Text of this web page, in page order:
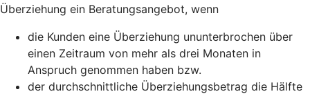
Überziehung ein Beratungsangebot, wenn
die Kunden eine Überziehung ununterbrochen über
einen Zeitraum von mehr als drei Monaten in
Anspruch genommen haben bzw.
der durchschnittliche Überziehungsbetrag die Hälfte